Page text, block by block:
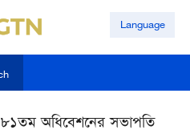
Language
অধিবেশনের সভাপতি